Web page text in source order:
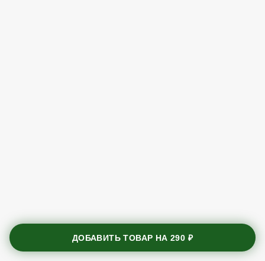
ДОБАВИТЬ ТОВАР НА290 ₽